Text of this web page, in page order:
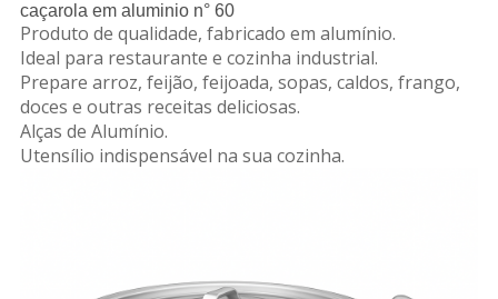
caçarola em aluminio n° 60
Produto de qualidade, fabricado em alumínio.
Ideal para restaurante e cozinha industrial.
Prepare arroz, feijão, feijoada, sopas, caldos, frango,
doces e outras receitas deliciosas.
Alças de Alumínio.
Utensílio indispensável na sua cozinha.